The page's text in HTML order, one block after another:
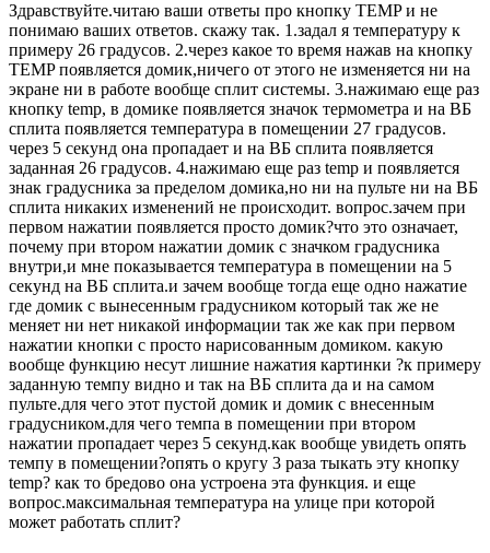
Здравствуйте.читаю ваши ответы про кнопку TEMP и не
понимаю ваших ответов. скажу так. 1.задал я температуру к
примеру 26 градусов. 2.через какое то время нажав на кнопку
TEMP появляется домик,ничего от этого не изменяется ни на
экране ни в работе вообще сплит системы. 3.нажимаю еще раз
кнопку temp, в домике появляется значок термометра и на ВБ
сплита появляется температура в помещении 27 градусов.
через 5 секунд она пропадает и на ВБ сплита появляется
заданная 26 градусов. 4.нажимаю еще раз temp и появляется
знак градусника за пределом домика,но ни на пульте ни на ВБ
сплита никаких изменений не происходит. вопрос.зачем при
первом нажатии появляется просто домик?что это означает,
почему при втором нажатии домик с значком градусника
внутри,и мне показывается температура в помещении на 5
секунд на ВБ сплита.и зачем вообще тогда еще одно нажатие
где домик с вынесенным градусником который так же не
меняет ни нет никакой информации так же как при первом
нажатии кнопки с просто нарисованным домиком. какую
вообще функцию несут лишние нажатия картинки ?к примеру
заданную темпу видно и так на ВБ сплита да и на самом
пульте.для чего этот пустой домик и домик с внесенным
градусником.для чего темпа в помещении при втором
нажатии пропадает через 5 секунд.как вообще увидеть опять
темпу в помещении?опять о кругу 3 раза тыкать эту кнопку
temp? как то бредово она устроена эта функция. и еще
вопрос.максимальная температура на улице при которой
может работать сплит?